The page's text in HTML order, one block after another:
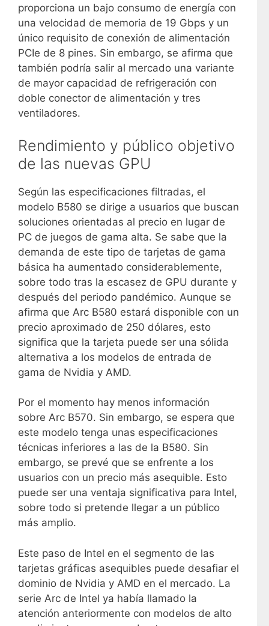
proporciona un bajo consumo de energía con
una velocidad de memoria de 19 Gbps y un
único requisito de conexión de alimentación
PCIe de 8 pines. Sin embargo, se afirma que
también podría salir al mercado una variante
de mayor capacidad de refrigeración con
doble conector de alimentación y tres
ventiladores.
Rendimiento y público objetivo
de las nuevas GPU
Según las especificaciones filtradas, el
modelo B580 se dirige a usuarios que buscan
soluciones orientadas al precio en lugar de
PC de juegos de gama alta. Se sabe que la
demanda de este tipo de tarjetas de gama
básica ha aumentado considerablemente,
sobre todo tras la escasez de GPU durante y
después del periodo pandémico. Aunque se
afirma que Arc B580 estará disponible con un
precio aproximado de 250 dólares, esto
significa que la tarjeta puede ser una sólida
alternativa a los modelos de entrada de
gama de Nvidia y AMD.
Por el momento hay menos información
sobre Arc B570. Sin embargo, se espera que
este modelo tenga unas especificaciones
técnicas inferiores a las de la B580. Sin
embargo, se prevé que se enfrente a los
usuarios con un precio más asequible. Esto
puede ser una ventaja significativa para Intel,
sobre todo si pretende llegar a un público
más amplio.
Este paso de Intel en el segmento de las
tarjetas gráficas asequibles puede desafiar el
dominio de Nvidia y AMD en el mercado. La
serie Arc de Intel ya había llamado la
atención anteriormente con modelos de alto